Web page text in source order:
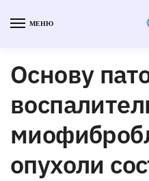
МЕНЮ
Основу
опухоли